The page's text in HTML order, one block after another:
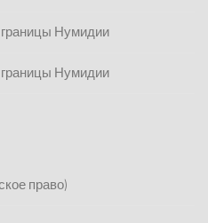
Нумидии
Нумидии
право)